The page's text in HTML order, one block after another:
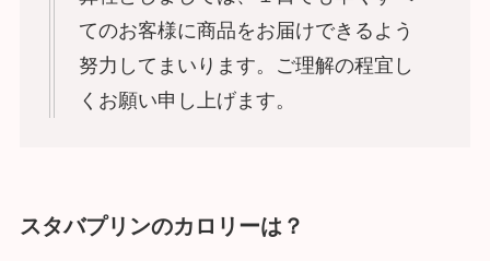
てのお客様に商品をお届けできるよう
努力してまいります。ご理解の程宜し
くお願い申し上げます。
スタバプリンのカロリーは？